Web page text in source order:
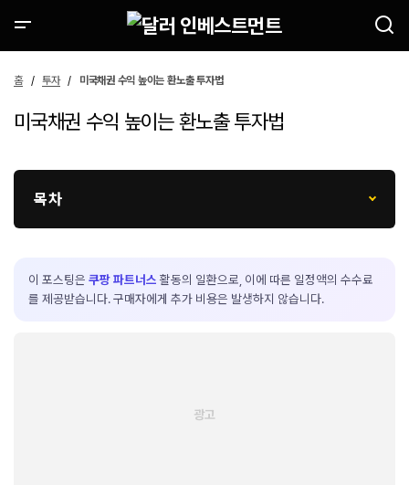
홈 투자 미국채권 수익 높이는 환노출 투자법
미국채권 수익 높이는 환노출 투자법
목차
이 포스팅은 쿠팡 파트너스 활동의 일환으로, 이에 따른 일정액의 수수료
를 제공받습니다. 구매자에게 추가 비용은 발생하지 않습니다.